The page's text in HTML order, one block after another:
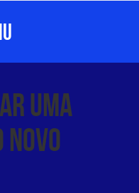
uma
novo